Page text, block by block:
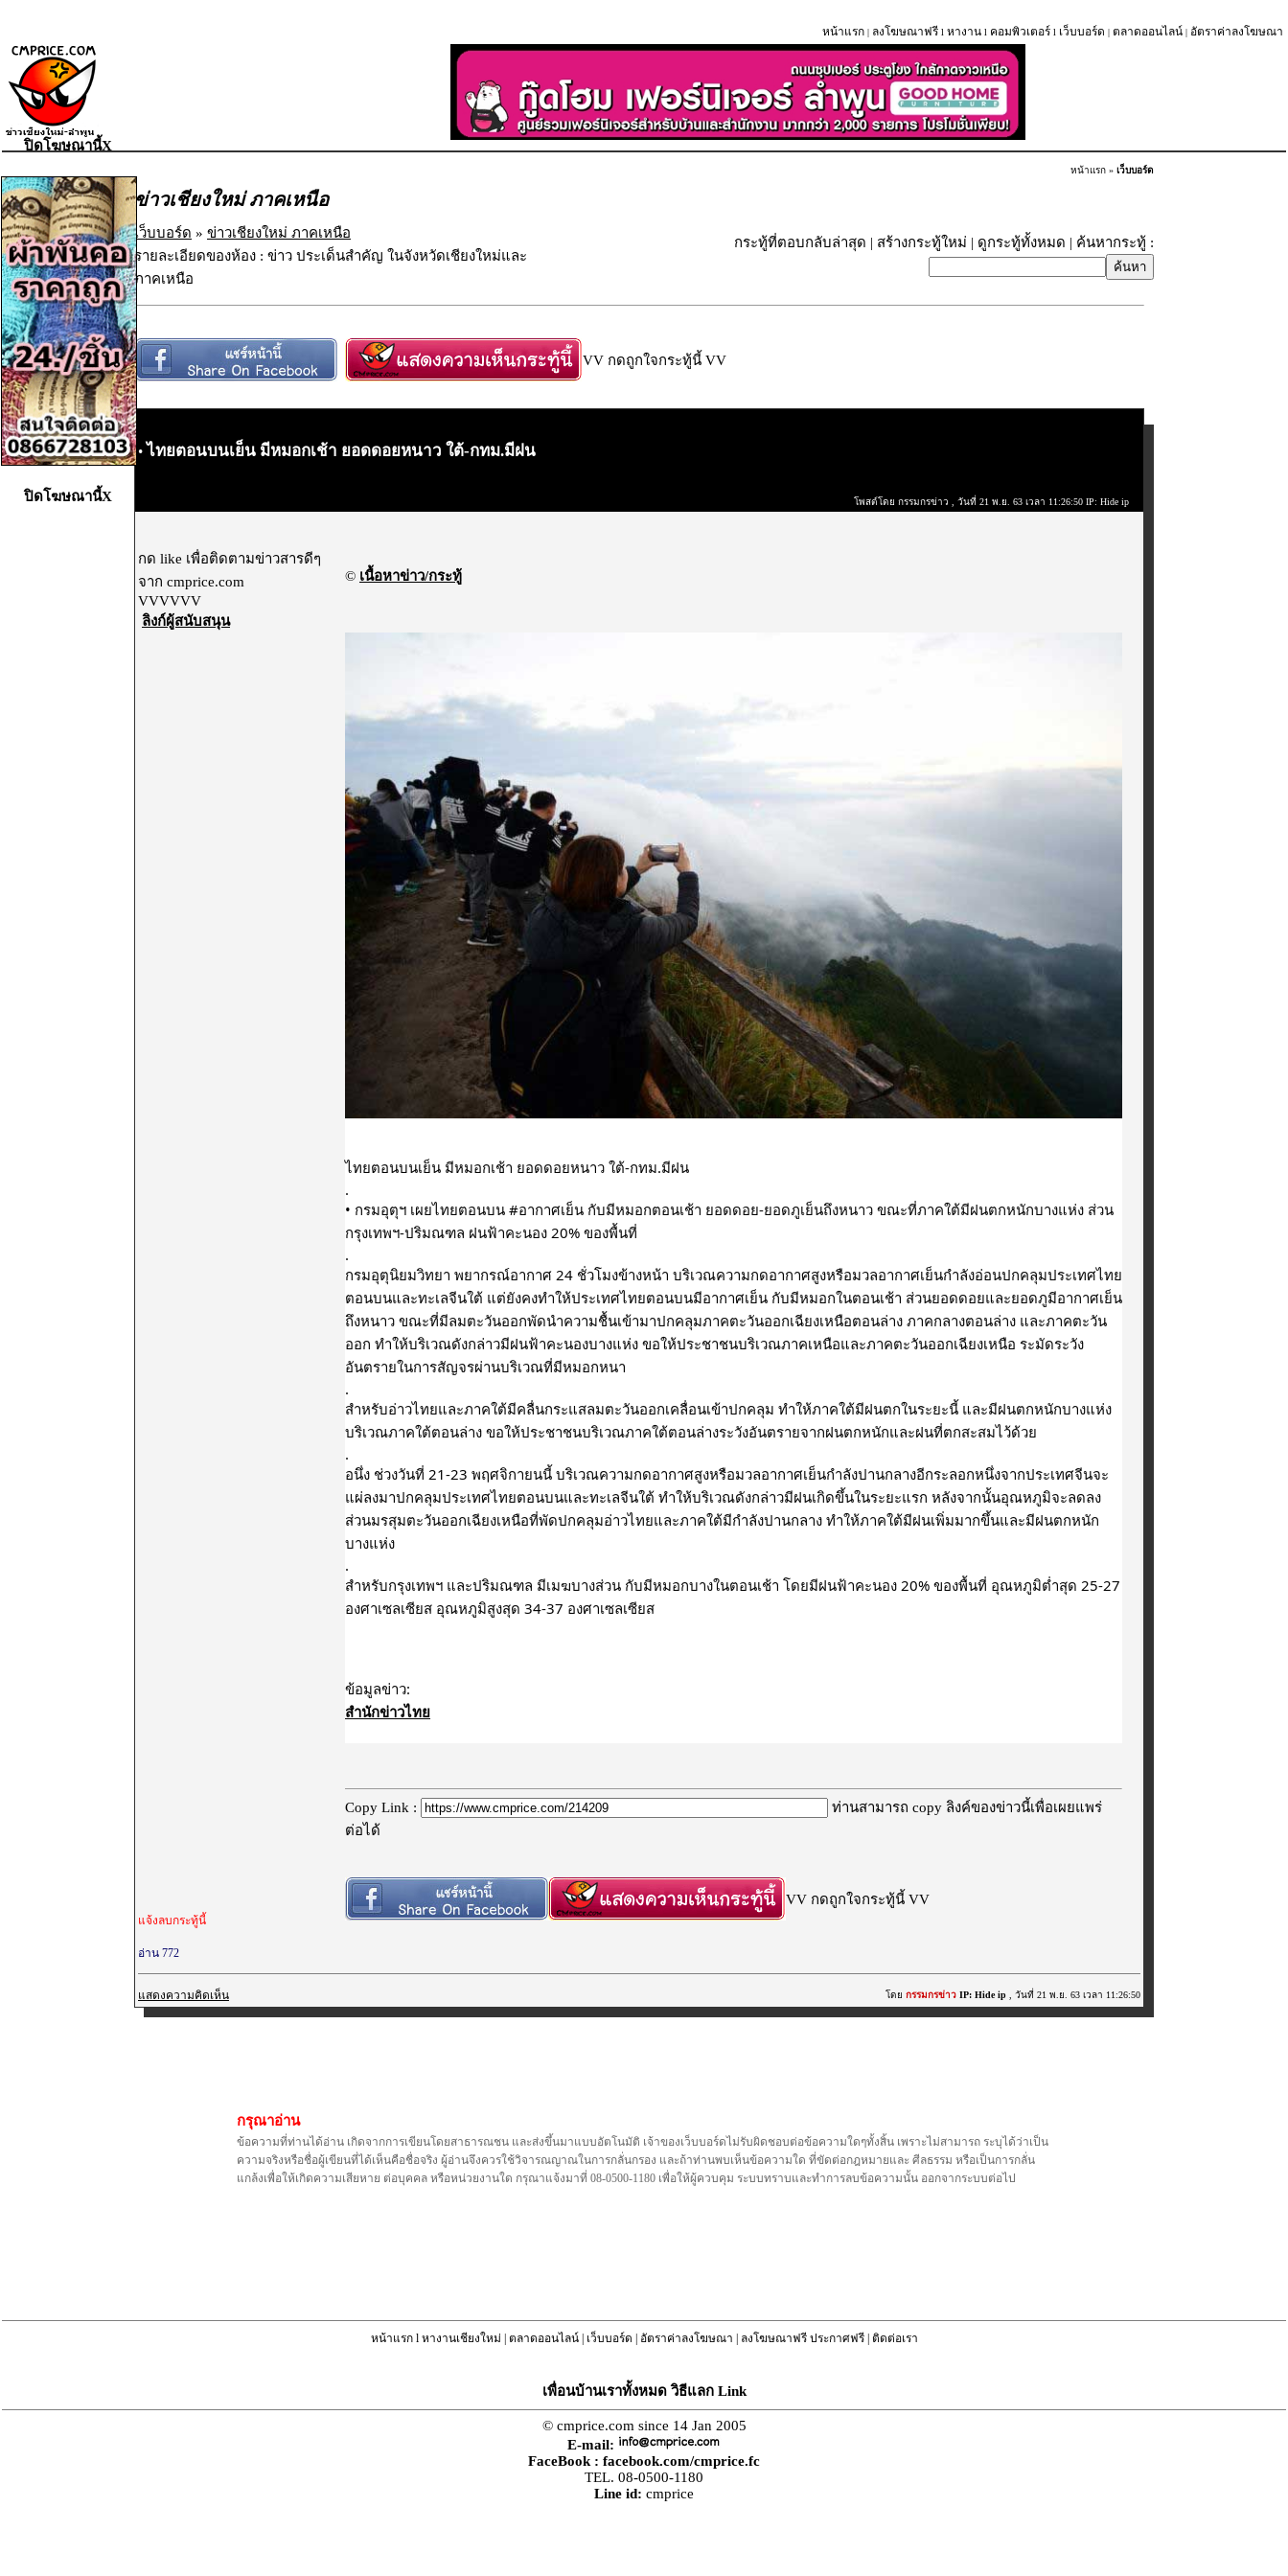
หน้าแรก | ลงโฆษณาฟรี l หางาน l คอมพิวเตอร์ l เว็บบอร์ด | ตลาดออนไลน์ | อัตราค่าลงโฆษณา
หน้าแรก » เว็บบอร์ด
ข่าวเชียงใหม่ ภาคเหนือ
เว็บบอร์ด » ข่าวเชียงใหม่ ภาคเหนือ
รายละเอียดของห้อง : ข่าว ประเด็นสำคัญ ในจังหวัดเชียงใหม่และ
ภาคเหนือ
กระทู้ที่ตอบกลับล่าสุด | สร้างกระทู้ใหม่ | ดูกระทู้ทั้งหมด | ค้นหากระทู้ :
VV กดถูกใจกระทู้นี้ VV
• ไทยตอนบนเย็น มีหมอกเช้า ยอดดอยหนาว ใต้-กทม.มีฝน
โพสต์โดย กรรมกรข่าว , วันที่ 21 พ.ย. 63 เวลา 11:26:50 IP: Hide ip
กด like เพื่อติดตามข่าวสารดีๆ
จาก cmprice.com
VVVVVV
ลิงก์ผู้สนับสนุน
© เนื้อหาข่าว/กระทู้
ไทยตอนบนเย็น มีหมอกเช้า ยอดดอยหนาว ใต้-กทม.มีฝน
.
• กรมอุตุฯ เผยไทยตอนบน #อากาศเย็น กับมีหมอกตอนเช้า ยอดดอย-ยอดภูเย็นถึงหนาว ขณะที่ภาคใต้มีฝนตกหนักบางแห่ง ส่วน
กรุงเทพฯ-ปริมณฑล ฝนฟ้าคะนอง 20% ของพื้นที่
.
กรมอุตุนิยมวิทยา พยากรณ์อากาศ 24 ชั่วโมงข้างหน้า บริเวณความกดอากาศสูงหรือมวลอากาศเย็นกำลังอ่อนปกคลุมประเทศไทย
ตอนบนและทะเลจีนใต้ แต่ยังคงทำให้ประเทศไทยตอนบนมีอากาศเย็น กับมีหมอกในตอนเช้า ส่วนยอดดอยและยอดภูมีอากาศเย็น
ถึงหนาว ขณะที่มีลมตะวันออกพัดนำความชื้นเข้ามาปกคลุมภาคตะวันออกเฉียงเหนือตอนล่าง ภาคกลางตอนล่าง และภาคตะวัน
ออก ทำให้บริเวณดังกล่าวมีฝนฟ้าคะนองบางแห่ง ขอให้ประชาชนบริเวณภาคเหนือและภาคตะวันออกเฉียงเหนือ ระมัดระวัง
อันตรายในการสัญจรผ่านบริเวณที่มีหมอกหนา
.
สำหรับอ่าวไทยและภาคใต้มีคลื่นกระแสลมตะวันออกเคลื่อนเข้าปกคลุม ทำให้ภาคใต้มีฝนตกในระยะนี้ และมีฝนตกหนักบางแห่ง
บริเวณภาคใต้ตอนล่าง ขอให้ประชาชนบริเวณภาคใต้ตอนล่างระวังอันตรายจากฝนตกหนักและฝนที่ตกสะสมไว้ด้วย
.
อนึ่ง ช่วงวันที่ 21-23 พฤศจิกายนนี้ บริเวณความกดอากาศสูงหรือมวลอากาศเย็นกำลังปานกลางอีกระลอกหนึ่งจากประเทศจีนจะ
แผ่ลงมาปกคลุมประเทศไทยตอนบนและทะเลจีนใต้ ทำให้บริเวณดังกล่าวมีฝนเกิดขึ้นในระยะแรก หลังจากนั้นอุณหภูมิจะลดลง
ส่วนมรสุมตะวันออกเฉียงเหนือที่พัดปกคลุมอ่าวไทยและภาคใต้มีกำลังปานกลาง ทำให้ภาคใต้มีฝนเพิ่มมากขึ้นและมีฝนตกหนัก
บางแห่ง
.
สำหรับกรุงเทพฯ และปริมณฑล มีเมฆบางส่วน กับมีหมอกบางในตอนเช้า โดยมีฝนฟ้าคะนอง 20% ของพื้นที่ อุณหภูมิต่ำสุด 25-27
องศาเซลเซียส อุณหภูมิสูงสุด 34-37 องศาเซลเซียส
สำนักข่าวไทย
Copy Link :
ท่านสามารถ copy ลิงค์ของข่าวนี้เพื่อเผยแพร่
ต่อได้
VV กดถูกใจกระทู้นี้ VV
แจ้งลบกระทู้นี้
อ่าน 772
แสดงความคิดเห็น โดย กรรมกรข่าว IP: Hide ip , วันที่ 21 พ.ย. 63 เวลา 11:26:50
กรุณาอ่าน
ข้อความที่ท่านได้อ่าน เกิดจากการเขียนโดยสาธารณชน และส่งขึ้นมาแบบอัตโนมัติ เจ้าของเว็บบอร์ดไม่รับผิดชอบต่อข้อความใดๆทั้งสิ้น เพราะไม่สามารถ ระบุได้ว่าเป็น
ความจริงหรือชื่อผู้เขียนที่ได้เห็นคือชื่อจริง ผู้อ่านจึงควรใช้วิจารณญาณในการกลั่นกรอง และถ้าท่านพบเห็นข้อความใด ที่ขัดต่อกฎหมายและ ศีลธรรม หรือเป็นการกลั่น
แกล้งเพื่อให้เกิดความเสียหาย ต่อบุคคล หรือหน่วยงานใด กรุณาแจ้งมาที่ 08-0500-1180 เพื่อให้ผู้ควบคุม ระบบทราบและทำการลบข้อความนั้น ออกจากระบบต่อไป
ปิดโฆษณานี้X
ปิดโฆษณานี้X
หน้าแรกl หางานเชียงใหม่ | ตลาดออนไลน์| เว็บบอร์ด | อัตราค่าลงโฆษณา | ลงโฆษณาฟรี ประกาศฟรี| ติดต่อเรา
เพื่อนบ้านเราทั้งหมด วิธีแลก Link
© cmprice.com since 14 Jan 2005
E-mail:
FaceBook : facebook.com/cmprice.fc
TEL. 08-0500-1180
Line id: cmprice